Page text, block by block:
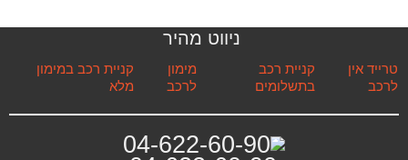
ניווט מהיר
טרייד אין
לרכב
קניית רכב
בתשלומים
מימון
לרכב
קניית רכב במימון
מלא